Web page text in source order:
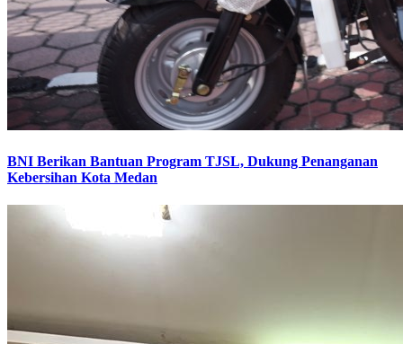
BNI Berikan Bantuan Program TJSL, Dukung Penanganan
Kebersihan Kota Medan